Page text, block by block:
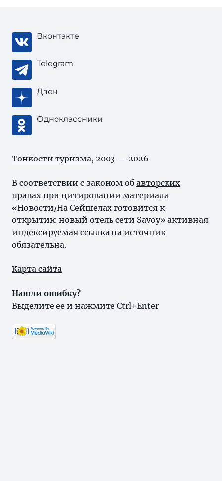
Вконтакте
Telegram
Дзен
Одноклассники
Тонкости туризма, 2003 — 2026
В соответствии с законом об авторских
правах при цитировании материала
«Новости/На Сейшелах готовится к
открытию новый отель сети Savoy» активная
индексируемая ссылка на источник
обязательна.
Карта сайта
Нашли ошибку?
Выделите ее и нажмите Ctrl+Enter